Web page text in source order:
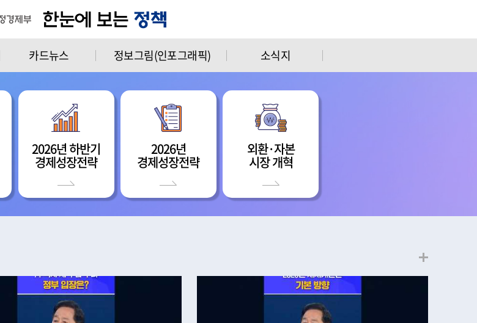
카드뉴스 정보그림(인포그래픽) 소식지
2026년 하반기
경제성장전략
2026년
경제성장전략
외환·자본
시장 개혁